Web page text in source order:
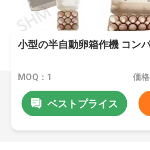
小型の半自動卵箱作機 コン
MOQ：1
ベストプライス